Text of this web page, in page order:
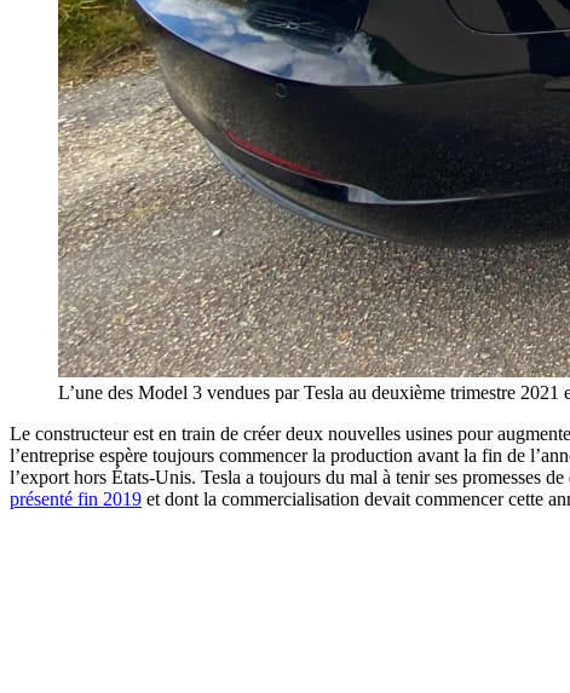
L’une des Model 3 vendues par Tesla au deuxième trimestre
Le constructeur est en train de créer deux nouvelles usines pour
l’entreprise espère toujours commencer la production avant la fin de
l’export hors États-Unis. Tesla a toujours du mal à tenir ses promesses
présenté fin 2019 et dont la commercialisation devait commencer cette